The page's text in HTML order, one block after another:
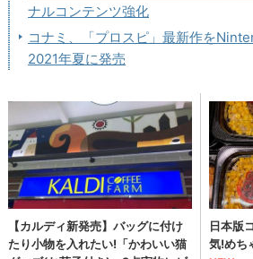
ナルコンテンツ強化
コナミ、「プロスピ」最新作を
2021年夏に発売